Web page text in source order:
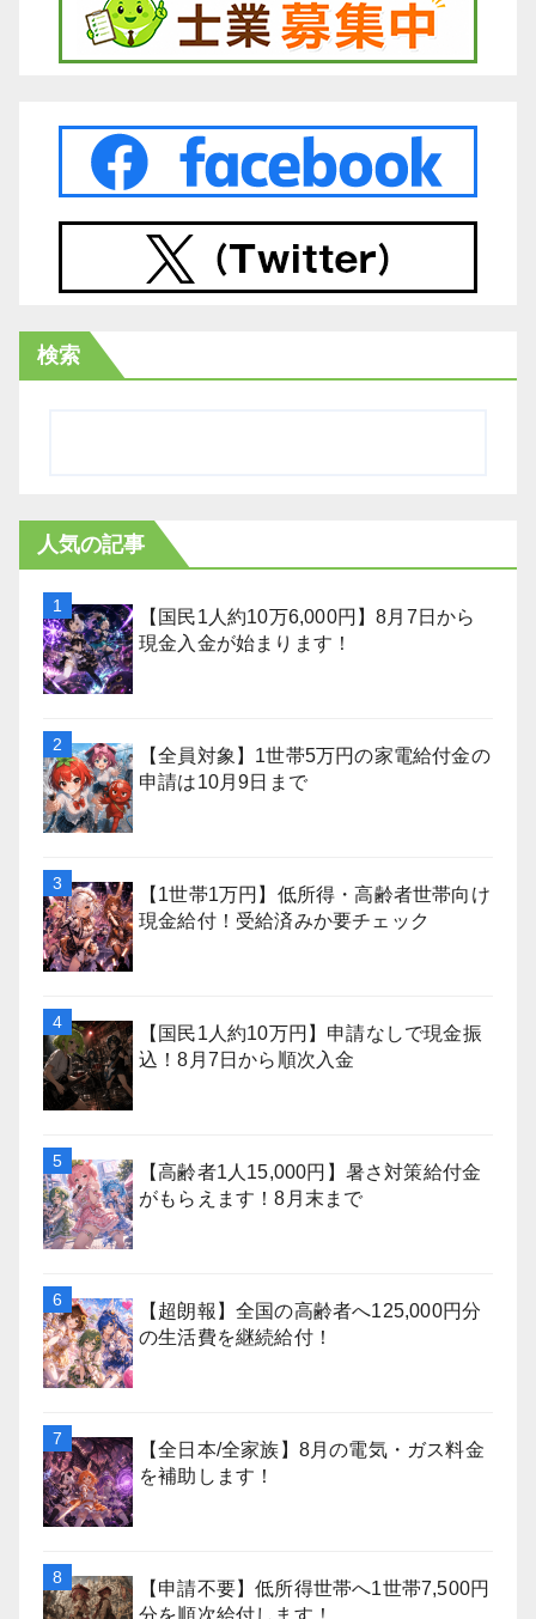
検索
人気の記事
【国民1人約10万6,000円】8月7日から
現金入金が始まります！
【全員対象】1世帯5万円の家電給付金の
申請は10月9日まで
【1世帯1万円】低所得・高齢者世帯向け
現金給付！受給済みか要チェック
【国民1人約10万円】申請なしで現金振
込！8月7日から順次入金
【高齢者1人15,000円】暑さ対策給付金
がもらえます！8月末まで
【超朗報】全国の高齢者へ125,000円分
の生活費を継続給付！
【全日本/全家族】8月の電気・ガス料金
を補助します！
【申請不要】低所得世帯へ1世帯7,500円
分を順次給付します！